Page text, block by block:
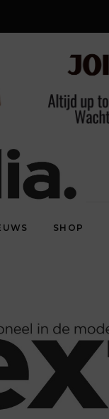
SHOP